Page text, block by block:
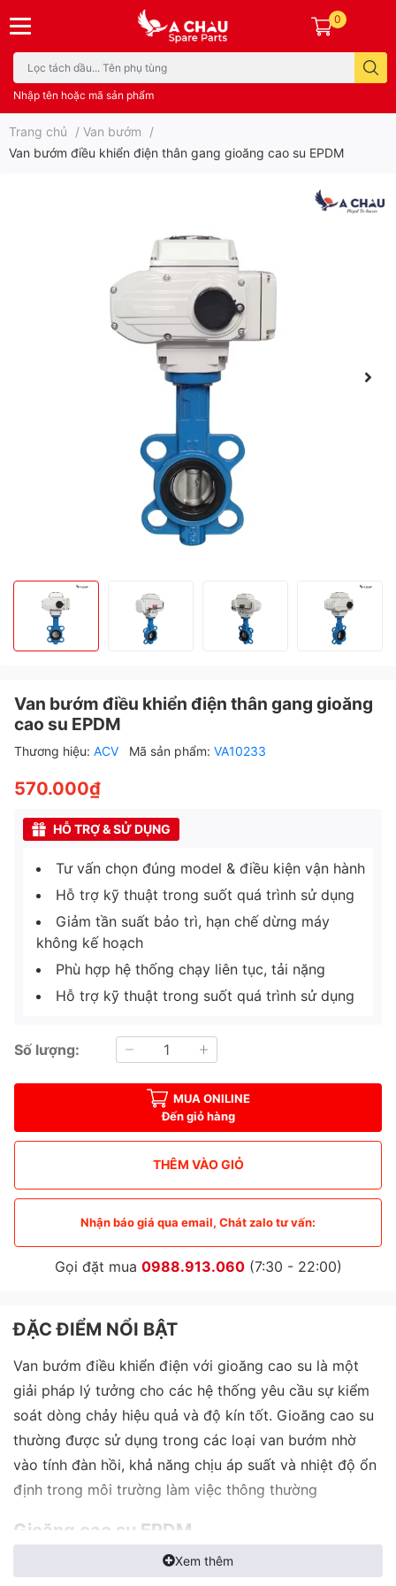
Nhập tên hoặc mã sản phẩm
0
Trang chủ / Van bướm
/
Van bướm điều khiển điện thân gang gioăng cao su EPDM
Van bướm điều khiển điện thân gang gioăng
cao su EPDM
Thương hiệu: ACV Mã sản phẩm: VA10233
570.000₫
HỖ TRỢ & SỬ DỤNG
Tư vấn chọn đúng model & điều kiện vận hành
Hỗ trợ kỹ thuật trong suốt quá trình sử dụng
Giảm tần suất bảo trì, hạn chế dừng máy
không kế hoạch
Phù hợp hệ thống chạy liên tục, tải nặng
Hỗ trợ kỹ thuật trong suốt quá trình sử dụng
Số lượng:
MUA ONILINE
Đến giỏ hàng
THÊM VÀO GIỎ
Nhận báo giá qua email, Chát zalo tư vấn:
Gọi đặt mua 0988.913.060(7:30 - 22:00)
ĐẶC ĐIỂM NỔI BẬT
Van bướm điều khiển điện với gioăng cao su là một
giải pháp lý tưởng cho các hệ thống yêu cầu sự kiểm
soát dòng chảy hiệu quả và độ kín tốt. Gioăng cao su
thường được sử dụng trong các loại van bướm nhờ
vào tính đàn hồi, khả năng chịu áp suất và nhiệt độ ổn
định trong môi trường làm việc thông thường
Gioăng cao su EPDM
Gioăng cao su EPDM (Ethylene Propylene Diene
Xem thêm